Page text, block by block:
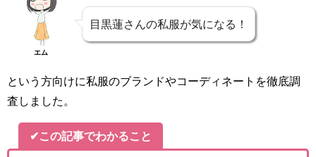
エム
目黒蓮さんの私服が気になる！
という方向けに私服のブランドやコーディネートを徹底調
査しました。
✔この記事でわかること